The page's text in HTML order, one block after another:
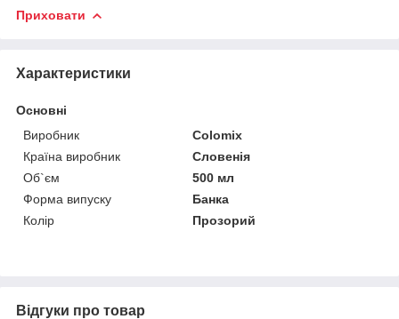
Приховати
Характеристики
Основні
Виробник
Colomix
Країна виробник
Словенія
Об`єм
500 мл
Форма випуску
Банка
Колір
Прозорий
Відгуки про товар